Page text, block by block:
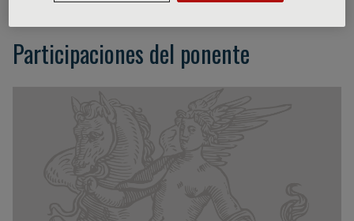
Participaciones del ponente